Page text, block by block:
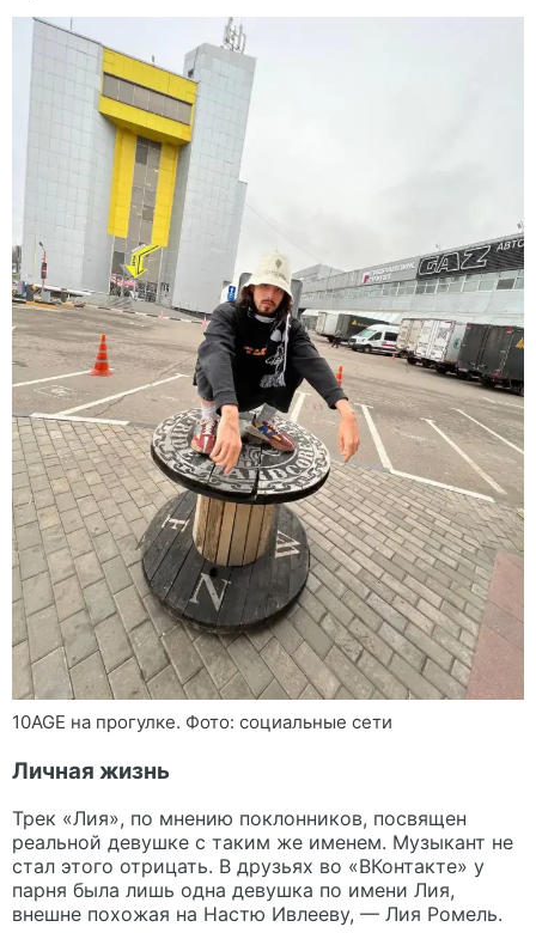
10AGE на прогулке. Фото: социальные сети
Личная жизнь
Трек «Лия», по мнению поклонников, посвящен
реальной девушке с таким же именем. Музыкант не
стал этого отрицать. В друзьях во «ВКонтакте» у
парня была лишь одна девушка по имени Лия,
внешне похожая на Настю Ивлееву, — Лия Ромель.